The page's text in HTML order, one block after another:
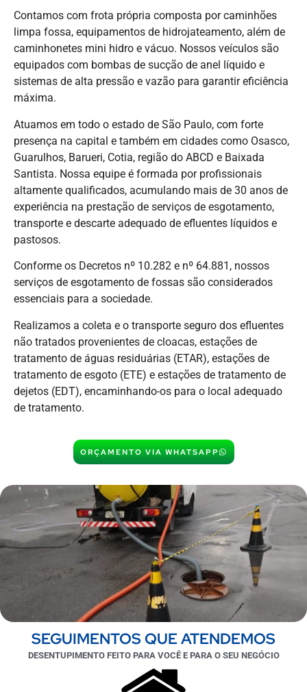
Contamos com frota própria composta por caminhões
limpa fossa, equipamentos de hidrojateamento, além de
caminhonetes mini hidro e vácuo. Nossos veículos são
equipados com bombas de sucção de anel líquido e
sistemas de alta pressão e vazão para garantir eficiência
máxima.
Atuamos em todo o estado de São Paulo, com forte
presença na capital e também em cidades como Osasco,
Guarulhos, Barueri, Cotia, região do ABCD e Baixada
Santista. Nossa equipe é formada por profissionais
altamente qualificados, acumulando mais de 30 anos de
experiência na prestação de serviços de esgotamento,
transporte e descarte adequado de efluentes líquidos e
pastosos.
Conforme os Decretos nº 10.282 e nº 64.881, nossos
serviços de esgotamento de fossas são considerados
essenciais para a sociedade.
Realizamos a coleta e o transporte seguro dos efluentes
não tratados provenientes de cloacas, estações de
tratamento de águas residuárias (ETAR), estações de
tratamento de esgoto (ETE) e estações de tratamento de
dejetos (EDT), encaminhando-os para o local adequado
de tratamento.
ORÇAMENTO VIA WHATSAPP
SEGUIMENTOS QUE ATENDEMOS
DESENTUPIMENTO FEITO PARA VOCÊ E PARA O SEU NEGÓCIO